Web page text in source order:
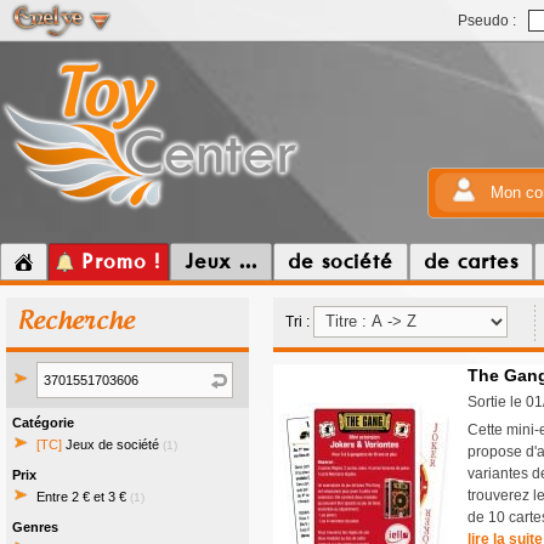
Pseudo :
Mon
Promo ! Jeux ... de société de cartes
Recherche
Catégorie
[TC] Jeux de société (1)
Prix
Entre 2 € et 3 € (1)
Genres
Tri :
The
Sortie le
Cette mini-
propose
variantes
trouverez
de 10
lire la suite